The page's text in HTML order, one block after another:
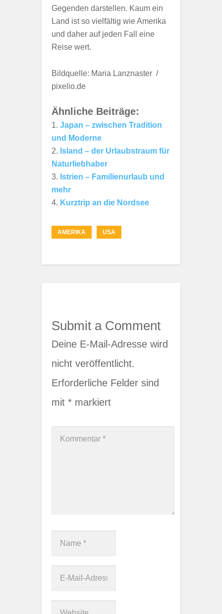
Gegenden darstellen. Kaum ein
Land ist so vielfältig wie Amerika
und daher auf jeden Fall eine
Reise wert.
Bildquelle: Maria Lanznaster /
pixelio.de
Ähnliche Beiträge:
Japan – zwischen Tradition
und Moderne
Island – der Urlaubstraum für
Naturliebhaber
Istrien – Familienurlaub und
mehr
Kurztrip an die Nordsee
AMERIKA USA
Submit a Comment
Deine E-Mail-Adresse wird
nicht veröffentlicht.
Erforderliche Felder sind
mit * markiert